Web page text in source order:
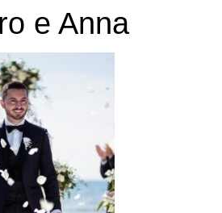
e Anna